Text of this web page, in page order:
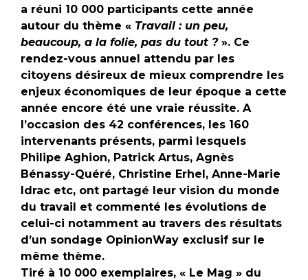
a réuni 10 000 participants cette année
autour du thème « Travail : un peu,
beaucoup, a la folie, pas du tout ?». Ce
rendez-vous annuel attendu par les
citoyens désireux de mieux comprendre les
enjeux économiques de leur époque a cette
année encore été une vraie réussite. A
l’occasion des 42 conférences, les 160
intervenants présents, parmi lesquels
Philipe Aghion, Patrick Artus, Agnès
Bénassy-Quéré, Christine Erhel, Anne-Marie
Idrac etc, ont partagé leur vision du monde
du travail et commenté les évolutions de
celui-ci notamment au travers des résultats
d’un sondage OpinionWay exclusif sur le
même thème.
Tiré à 10 000 exemplaires, « Le Mag » du